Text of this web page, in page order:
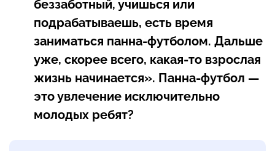
беззаботный, учишься или
подрабатываешь, есть время
заниматься панна-футболом. Дальше
уже, скорее всего, какая-то взрослая
жизнь начинается». Панна-футбол —
это увлечение исключительно
молодых ребят?